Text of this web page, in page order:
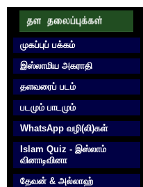
முகப்புப் பக்கம்
இஸ்லாமிய அகராதி
தளவரைப் படம்
படமும் பாடமும்
WhatsApp வழி(லி)கள்
Islam Quiz - இஸ்லாம்
வினாடிவினா
தேவன் & அல்லாஹ்